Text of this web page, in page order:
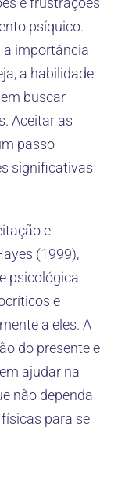
psíquico.
a importância
a habilidade
buscar
Aceitar as
passo
significativas
e
(1999),
psicológica
e
a eles. A
do presente e
ajudar na
não dependa
para se